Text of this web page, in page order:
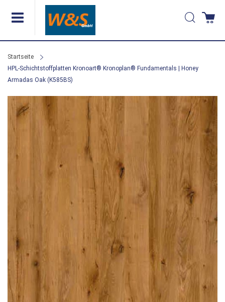
Inhalt
Suche
Startseite
HPL-Schichtstoffplatten Kronoart® Kronoplan® Fundamentals | Honey
Armadas Oak (K585BS)
Zum
Ende
der